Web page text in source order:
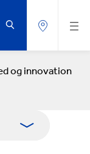
og innovation